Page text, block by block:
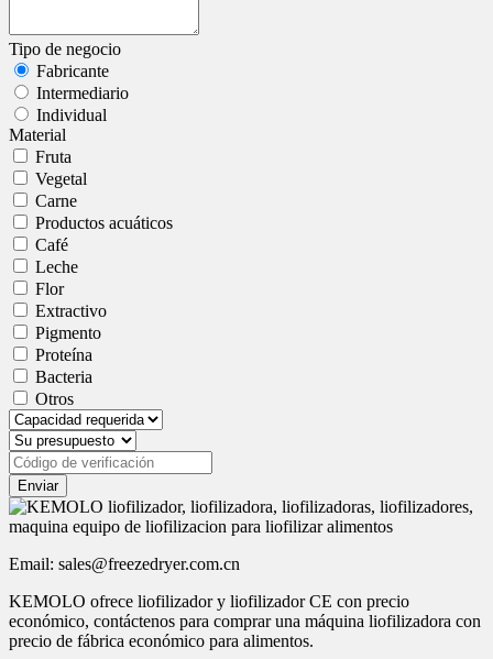
Tipo de negocio
Fabricante
Intermediario
Individual
Material
Fruta
Vegetal
Carne
Productos acuáticos
Café
Leche
Flor
Extractivo
Pigmento
Proteína
Bacteria
Otros
Enviar
Email: sales@freezedryer.com.cn
KEMOLO ofrece liofilizador y liofilizador CE con precio
económico, contáctenos para comprar una máquina liofilizadora con
precio de fábrica económico para alimentos.